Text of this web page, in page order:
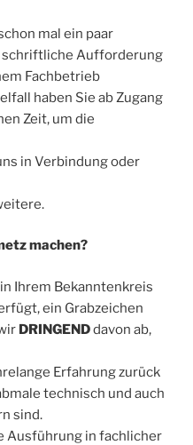
mal ein paar
schriftliche Aufforderung
Fachbetrieb
haben Sie ab Zugang
Zeit, um die
in Verbindung oder
machen?
Ihrem Bekanntenkreis
ein Grabzeichen
DRINGENDdavon ab,
Erfahrung zurück
technisch und auch
sind.
Ausführung in fachlicher